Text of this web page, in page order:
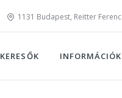
1131 Budapest, Reitter
KERESŐK INFORMÁCIÓK